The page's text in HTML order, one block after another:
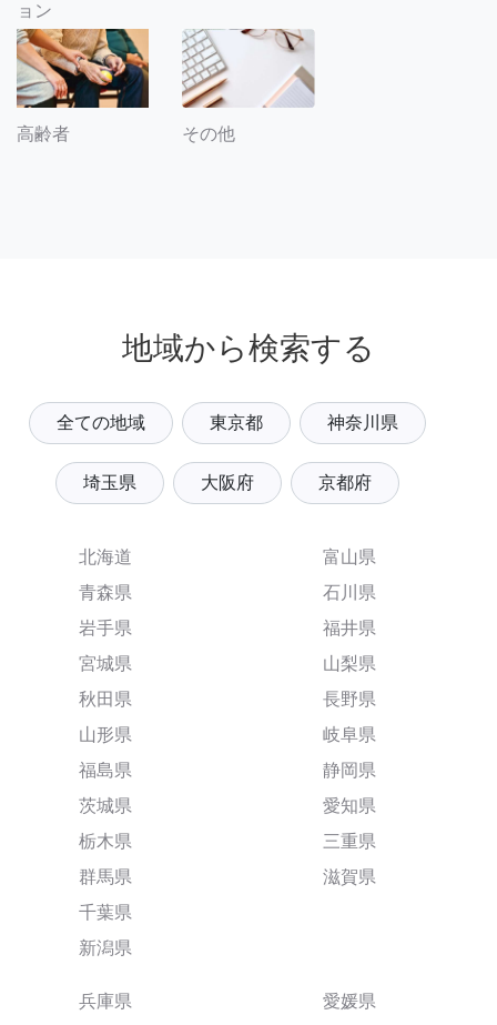
ョン
高齢者 その他
地域から検索する
全ての地域 東京都 神奈川県
埼玉県 大阪府 京都府
北海道
青森県
岩手県
宮城県
秋田県
山形県
福島県
茨城県
栃木県
群馬県
千葉県
新潟県
富山県
石川県
福井県
山梨県
長野県
岐阜県
静岡県
愛知県
三重県
滋賀県
兵庫県
愛媛県